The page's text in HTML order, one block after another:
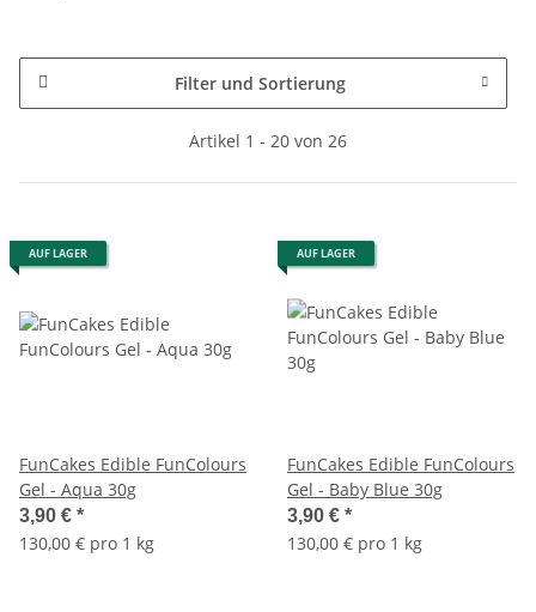
Filter und Sortierung
Artikel 1 - 20 von 26
AUF LAGER
FunCakes Edible FunColours
Gel - Aqua 30g
3,90 € *
130,00 € pro 1 kg
AUF LAGER
FunCakes Edible FunColours
Gel - Baby Blue 30g
3,90 € *
130,00 € pro 1 kg